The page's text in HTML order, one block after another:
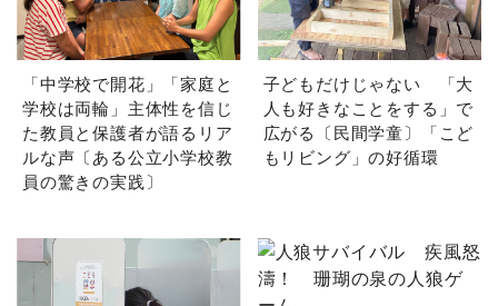
「中学校で開花」「家庭と
学校は両輪」主体性を信じ
た教員と保護者が語るリア
ルな声〔ある公立小学校教
員の驚きの実践〕
子どもだけじゃない 「大
人も好きなことをする」で
広がる〔民間学童〕「こど
もリビング」の好循環